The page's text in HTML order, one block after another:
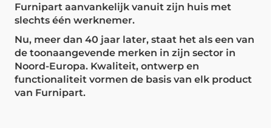
Furnipart aanvankelijk vanuit zijn huis met
slechts één werknemer.
Nu, meer dan 40 jaar later, staat het als een van
de toonaangevende merken in zijn sector in
Noord-Europa. Kwaliteit, ontwerp en
functionaliteit vormen de basis van elk product
van Furnipart.